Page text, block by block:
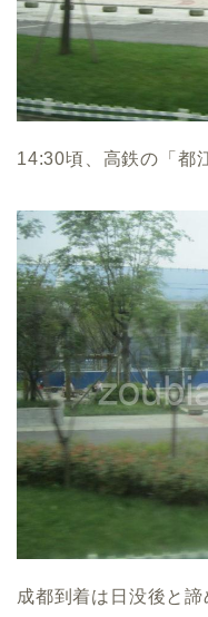
14:30頃、高鉄の「都
成都到着は日没後と